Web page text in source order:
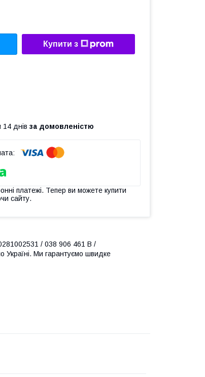
Купити з
14 днів за домовленістю
платежі. Тепер ви можете купити
сайту.
/ 038 906 461 B /
Україні. Ми гарантуємо швидке